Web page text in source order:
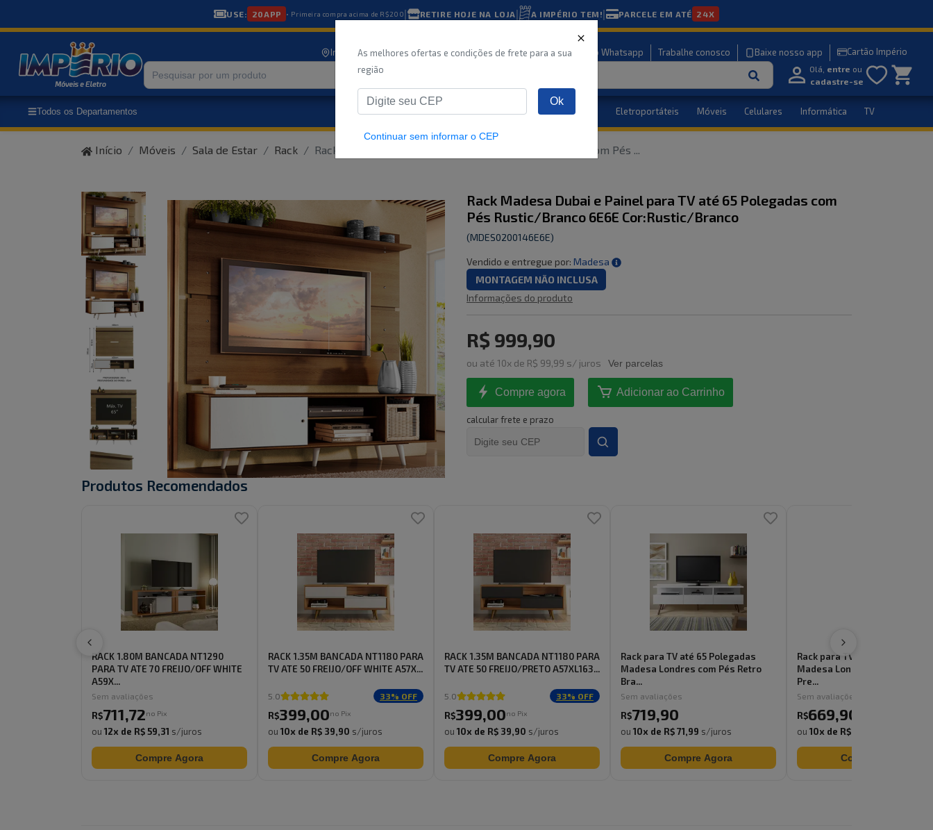
USE: 20APP • Primeira compra acima de R$200| RETIRE HOJE NA LOJA| A IMPÉRIO TEM!| PARCELE EM ATÉ 24X
Informe seu CEP Nossas lojas Atendimento Compre pelo Whatsapp Trabalhe conosco Baixe nosso app Cartão Império
Olá, entre ou
cadastre-se
Todos os Departamentos Eletrodomésticos Eletroportáteis Móveis Celulares Informática TV
Início Móveis Sala de Estar Rack Rack Madesa Dubai e Painel para TV até 65 Polegadas com Pés
Rack Madesa Dubai e Painel para TV até 65 Polegadas com
Pés Rustic/Branco 6E6E Cor:Rustic/Branco
(MDES0200146E6E)
Vendido e entregue por: Madesa
MONTAGEM NÃO INCLUSA
Informações do produto
R$ 999,90
ou até 10x de R$ 99,99 s/ juros Ver parcelas
Compre agora Adicionar ao Carrinho
calcular frete e prazo
Produtos Recomendados
RACK 1.80M BANCADA NT1290
PARA TV ATE 70 FREIJO/OFF WHITE
A59X...
Sem avaliações
R$711,72no Pix
ou 12x de R$ 59,31 s/juros
Compre Agora
RACK 1.35M BANCADA NT1180 PARA
TV ATE 50 FREIJO/OFF WHITE A57X...
5.0 33% OFF
R$399,00no Pix
ou 10x de R$ 39,90 s/juros
Compre Agora
RACK 1.35M BANCADA NT1180 PARA
TV ATE 50 FREIJO/PRETO A57XL163...
5.0 33% OFF
R$399,00no Pix
ou 10x de R$ 39,90 s/juros
Compre Agora
Rack para TV até 65 Polegadas
Madesa Londres com Pés Retro
Bra...
Sem avaliações
R$719,90
ou 10x de R$ 71,99 s/juros
Compre Agora
Rack para TV até 65 Polegadas
Madesa Londres com Pés
Pre...
Sem avaliações
R$669,90
ou 10x de R$ 66,99
Compre Agora
As melhores ofertas e condições de frete para a sua
região
Ok
Continuar sem informar o CEP